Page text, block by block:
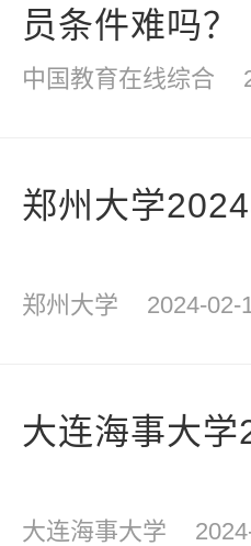
员条件难吗？
中国教育在线综合
郑州大学
郑州大学 2024-02-
大连海事大
大连海事大学